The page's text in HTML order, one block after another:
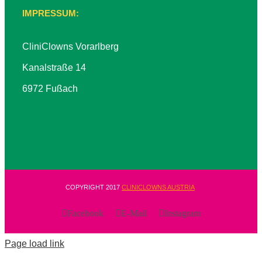
IMPRESSUM:
CliniClowns Vorarlberg
Kanalstraße 14
6972 Fußach
COPYRIGHT 2017 CLINICLOWNS AUSTRIA
Facebook E-Mail Instagram
Page load link